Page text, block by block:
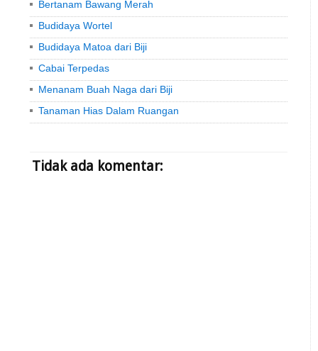
Bertanam Bawang Merah
Budidaya Wortel
Budidaya Matoa dari Biji
Cabai Terpedas
Menanam Buah Naga dari Biji
Tanaman Hias Dalam Ruangan
Tidak ada komentar: